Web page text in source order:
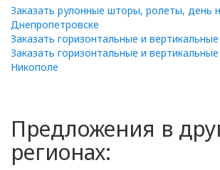
Заказать рулонные шторы, ролеты, день
Днепропетровске
Заказать горизонтальные и
Заказать горизонтальные и
Никополе
Предложения в
регионах: